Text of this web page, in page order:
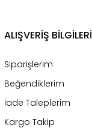
ALIŞVERİŞ BİLGİLERİ
Siparişlerim
Beğendiklerim
İade Taleplerim
Kargo Takip